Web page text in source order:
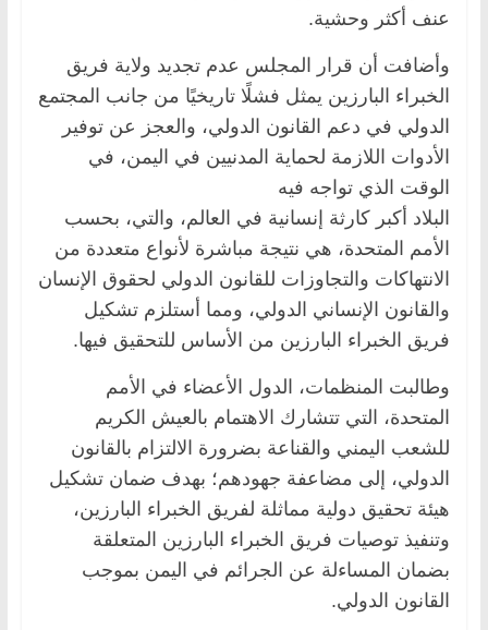
عنف أكثر وحشية.
وأضافت أن قرار المجلس عدم تجديد ولاية فريق
الخبراء البارزين يمثل فشلًا تاريخيًا من جانب المجتمع
الدولي في دعم القانون الدولي، والعجز عن توفير
الأدوات اللازمة لحماية المدنيين في اليمن، في
الوقت الذي تواجه فيه
البلاد أكبر كارثة إنسانية في العالم، والتي، بحسب
الأمم المتحدة، هي نتيجة مباشرة لأنواع متعددة من
الانتهاكات والتجاوزات للقانون الدولي لحقوق الإنسان
والقانون الإنساني الدولي، ومما أستلزم تشكيل
فريق الخبراء البارزين من الأساس للتحقيق فيها.
وطالبت المنظمات، الدول الأعضاء في الأمم
المتحدة، التي تتشارك الاهتمام بالعيش الكريم
للشعب اليمني والقناعة بضرورة الالتزام بالقانون
الدولي، إلى مضاعفة جهودهم؛ بهدف ضمان تشكيل
هيئة تحقيق دولية مماثلة لفريق الخبراء البارزين،
وتنفيذ توصيات فريق الخبراء البارزين المتعلقة
بضمان المساءلة عن الجرائم في اليمن بموجب
القانون الدولي.